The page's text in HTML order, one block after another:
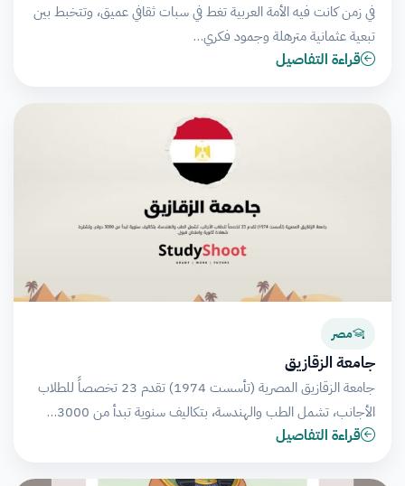
في زمن كانت فيه الأمة العربية تغط في سبات ثقافي عميق، وتتخبط بين
تبعية عثمانية مترهلة وجمود فكري…
قراءة التفاصيل
مصر
جامعة الزقازيق
جامعة الزقازيق المصرية (تأسست 1974) تقدم 23 تخصصاً للطلاب
الأجانب، تشمل الطب والهندسة، بتكاليف سنوية تبدأ من 3000…
قراءة التفاصيل